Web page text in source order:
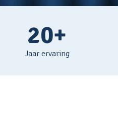
20+
Jaar ervaring